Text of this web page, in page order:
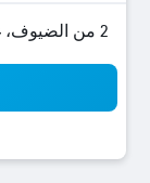
2 من الضيوف، غرفة واحدة